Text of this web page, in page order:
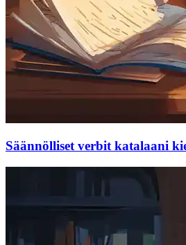
Säännölliset verbit katalaani